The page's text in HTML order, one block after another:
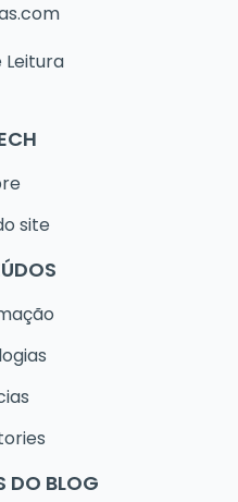
Leitura
site
DO BLOG